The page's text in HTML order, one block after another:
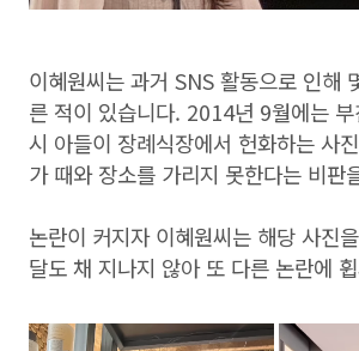
이혜원씨는 과거 SNS 활동으로 인해
른 적이 있습니다. 2014년 9월에는
시 아들이 장례식장에서 헌화하는 사
가 때와 장소를 가리지 못한다는 비판
논란이 커지자 이혜원씨는 해당 사진
달도 채 지나지 않아 또 다른 논란에